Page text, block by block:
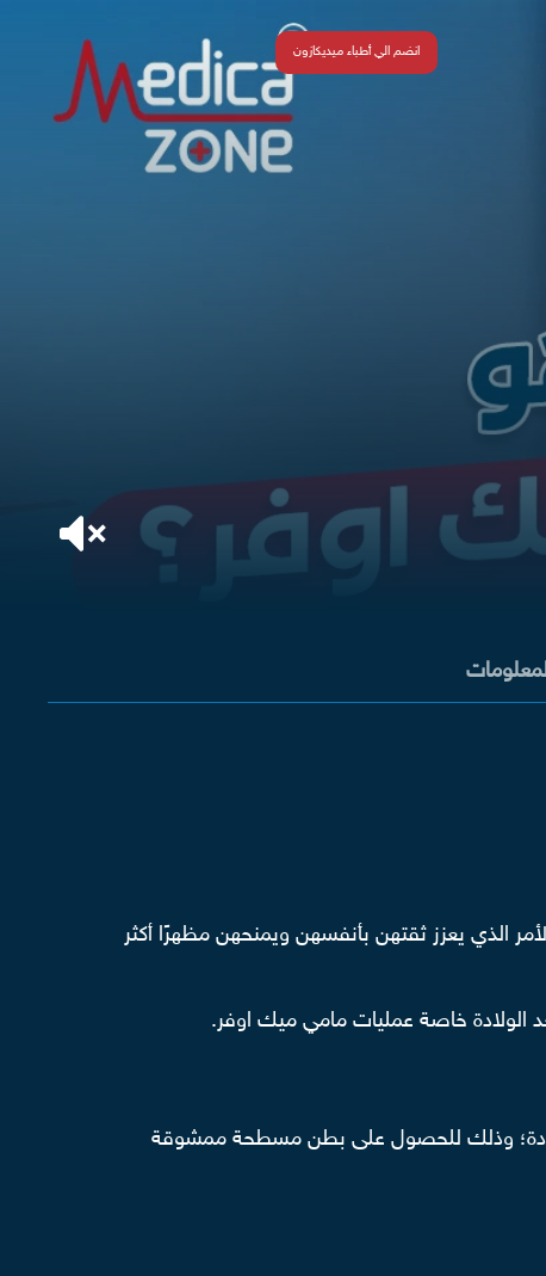
انضم الي أطباء ميديكازون
الذي يعزز ثقتهن بأنفسهن ويمنحهن مظهرًا أكثر
الولادة خاصة عمليات مامي ميك اوفر.
وذلك للحصول على بطن مسطحة ممشوقة